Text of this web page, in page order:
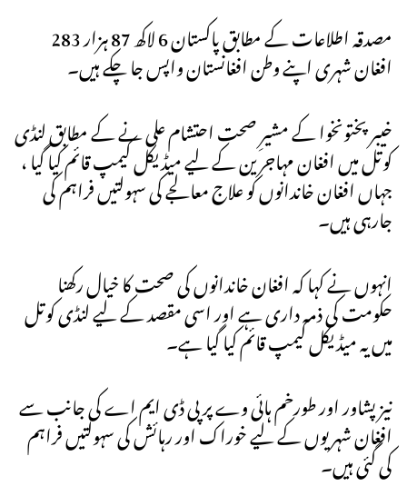
مصدقہ اطلاعات کے مطابق پاکستان 6 لاکھ 87 ہزار 283
افغان شہری اپنے وطن افغانستان واپس جا چکے ہیں۔
خیبر پختونخوا کے مشیرِ صحت احتشام علی نے کے مطابق لنڈی
کوتل میں افغان مہاجرین کے لیے میڈیکل کیمپ قائم کیا گیا ،
جہاں افغان خاندانوں کو علاج معالجے کی سہولتیں فراہم کی
جارہی ہیں۔
انہوں نے کہا کہ افغان خاندانوں کی صحت کا خیال رکھنا
حکومت کی ذمہ داری ہے اور اسی مقصد کے لیے لنڈی کوتل
میں یہ میڈیکل کیمپ قائم کیا گیا ہے۔
نیز پشاور اور طورخم ہائی وے پر پی ڈی ایم اے کی جانب سے
افغان شہریوں کے لیے خوراک اور رہائش کی سہولتیں فراہم
کی گئی ہیں۔